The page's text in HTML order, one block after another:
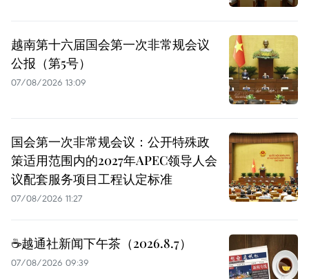
越南第十六届国会第一次非常规会议
公报（第5号）
07/08/2026 13:09
国会第一次非常规会议：公开特殊政
策适用范围内的2027年APEC领导人会
议配套服务项目工程认定标准
07/08/2026 11:27
☕️越通社新闻下午茶（2026.8.7）
07/08/2026 09:39